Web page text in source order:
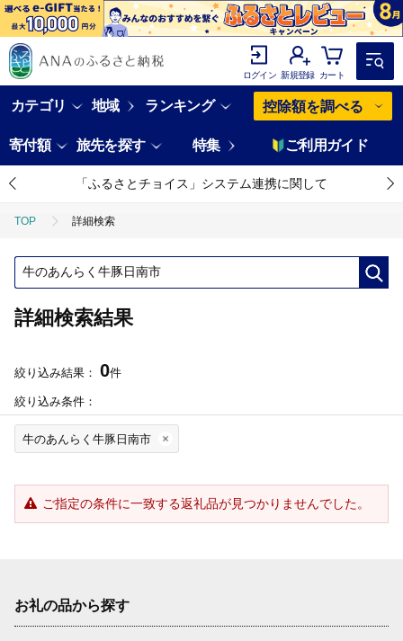
ログイン 新規登録 カート
カテゴリ 地域 ランキング 控除額を調べる
寄付額 旅先を探す 特集 ご利用ガイド
「ふるさとチョイス」システム連携に関して
TOP 詳細検索
詳細検索結果
絞り込み結果： 0件
絞り込み条件：
牛のあんらく牛豚日南市
ご指定の条件に一致する返礼品が見つかりませんでした。
お礼の品から探す